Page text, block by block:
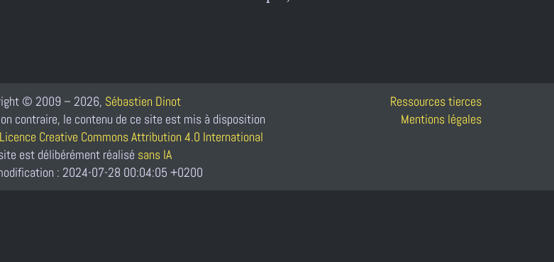
Ressources tierces
Mentions légales
© 2009 – 2026, Sébastien Dinot
contraire, le contenu de ce site est mis à disposition
Licence Creative Commons Attribution 4.0 International
est délibérément réalisé sans IA
: 2024-07-28 00:04:05 +0200